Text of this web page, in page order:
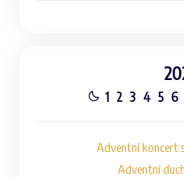
1 2 3 4 5 6
Adventní koncert
Adventní